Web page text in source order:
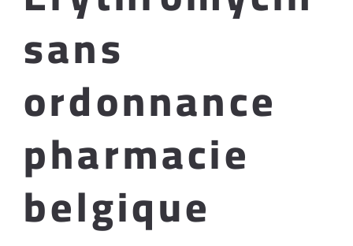
sans
ordonnance
pharmacie
belgique